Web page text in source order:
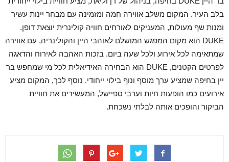
בלב העיר. המקום משלב אווירה חמה ומזמינה עם מבחר יינות עשיר
ומנות שף מעולות, המעניקים לאורחים חוויה קולינרית יוצאת דופן.
DUKE הוא מקום המפגש המושלם לאוהבי היין והקולינריה, עם אווירה
שמתאימה לכל אירוע ולכל שעה ביום. בזכות האהבה לאירוח והדאגה
לפרטים הקטנים, DUKE הוא הבחירה האידיאלית לכל מי שמחפש בר
יין בחיפה שמציע ערך מוסף ונוף בילוי ייחודי. נוסף לכך, המקום מציע
אירועים כמו הופעות חיות וערבי ספיישל, המעשירים את חוויית
הביקור והופכים אותה לבלתי נשכחת.